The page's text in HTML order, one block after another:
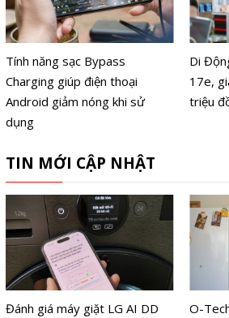
Tính năng sạc Bypass
Charging giúp điện thoại
Android giảm nóng khi sử
dụng
Di
17e,
triệu
TIN MỚI CẬP NHẬT
Đánh giá máy giặt LG AI DD
O-